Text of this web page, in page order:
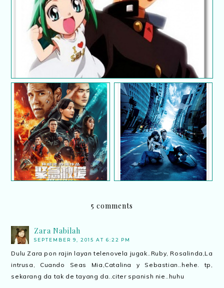
Review : The Rescue
(2020)
Review : The Happening
(2008)
5 comments
Zara Nabilah
SEPTEMBER 9, 2015 AT 6:22 PM
Dulu Zara pon rajin layan telenovela jugak..Ruby, Rosalinda,La
intrusa, Cuando Seas Mia,Catalina y Sebastian..hehe. tp,
sekarang da tak de tayang da..citer spanish nie..huhu